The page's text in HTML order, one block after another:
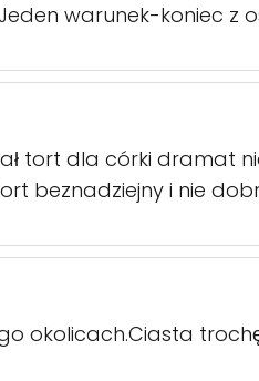
Jeden warunek-
tort dla córki dramat
beznadziejny i nie
okolicach.Ciasta